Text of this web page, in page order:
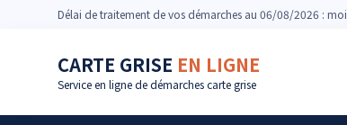
Délai de traitement de vos démarches au 06/08/2026 :
CARTE GRISE EN LIGNE
Service en ligne de démarches carte grise